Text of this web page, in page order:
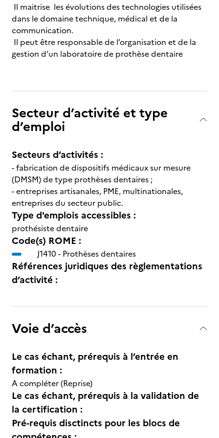
Il maitrise les évolutions des technologies utilisées
dans le domaine technique, médical et de la
communication.
Il peut être responsable de l’organisation et de la
gestion d’un laboratoire de prothèse dentaire
Secteur d’activité et type
d’emploi
Secteurs d’activités :
- fabrication de dispositifs médicaux sur mesure
(DMSM) de type prothèses dentaires ;
- entreprises artisanales, PME, multinationales,
entreprises du secteur public.
Type d'emplois accessibles :
prothésiste dentaire
Code(s) ROME :
J1410 - Prothèses dentaires
Références juridiques des règlementations
d’activité :
Voie d’accès
Le cas échant, prérequis à l’entrée en
formation :
A compléter (Reprise)
Le cas échant, prérequis à la validation de
la certification :
Pré-requis disctincts pour les blocs de